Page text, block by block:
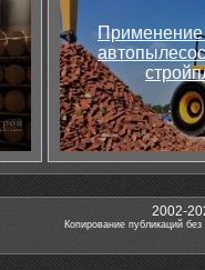
Применение
2002-
Копирование публикаций